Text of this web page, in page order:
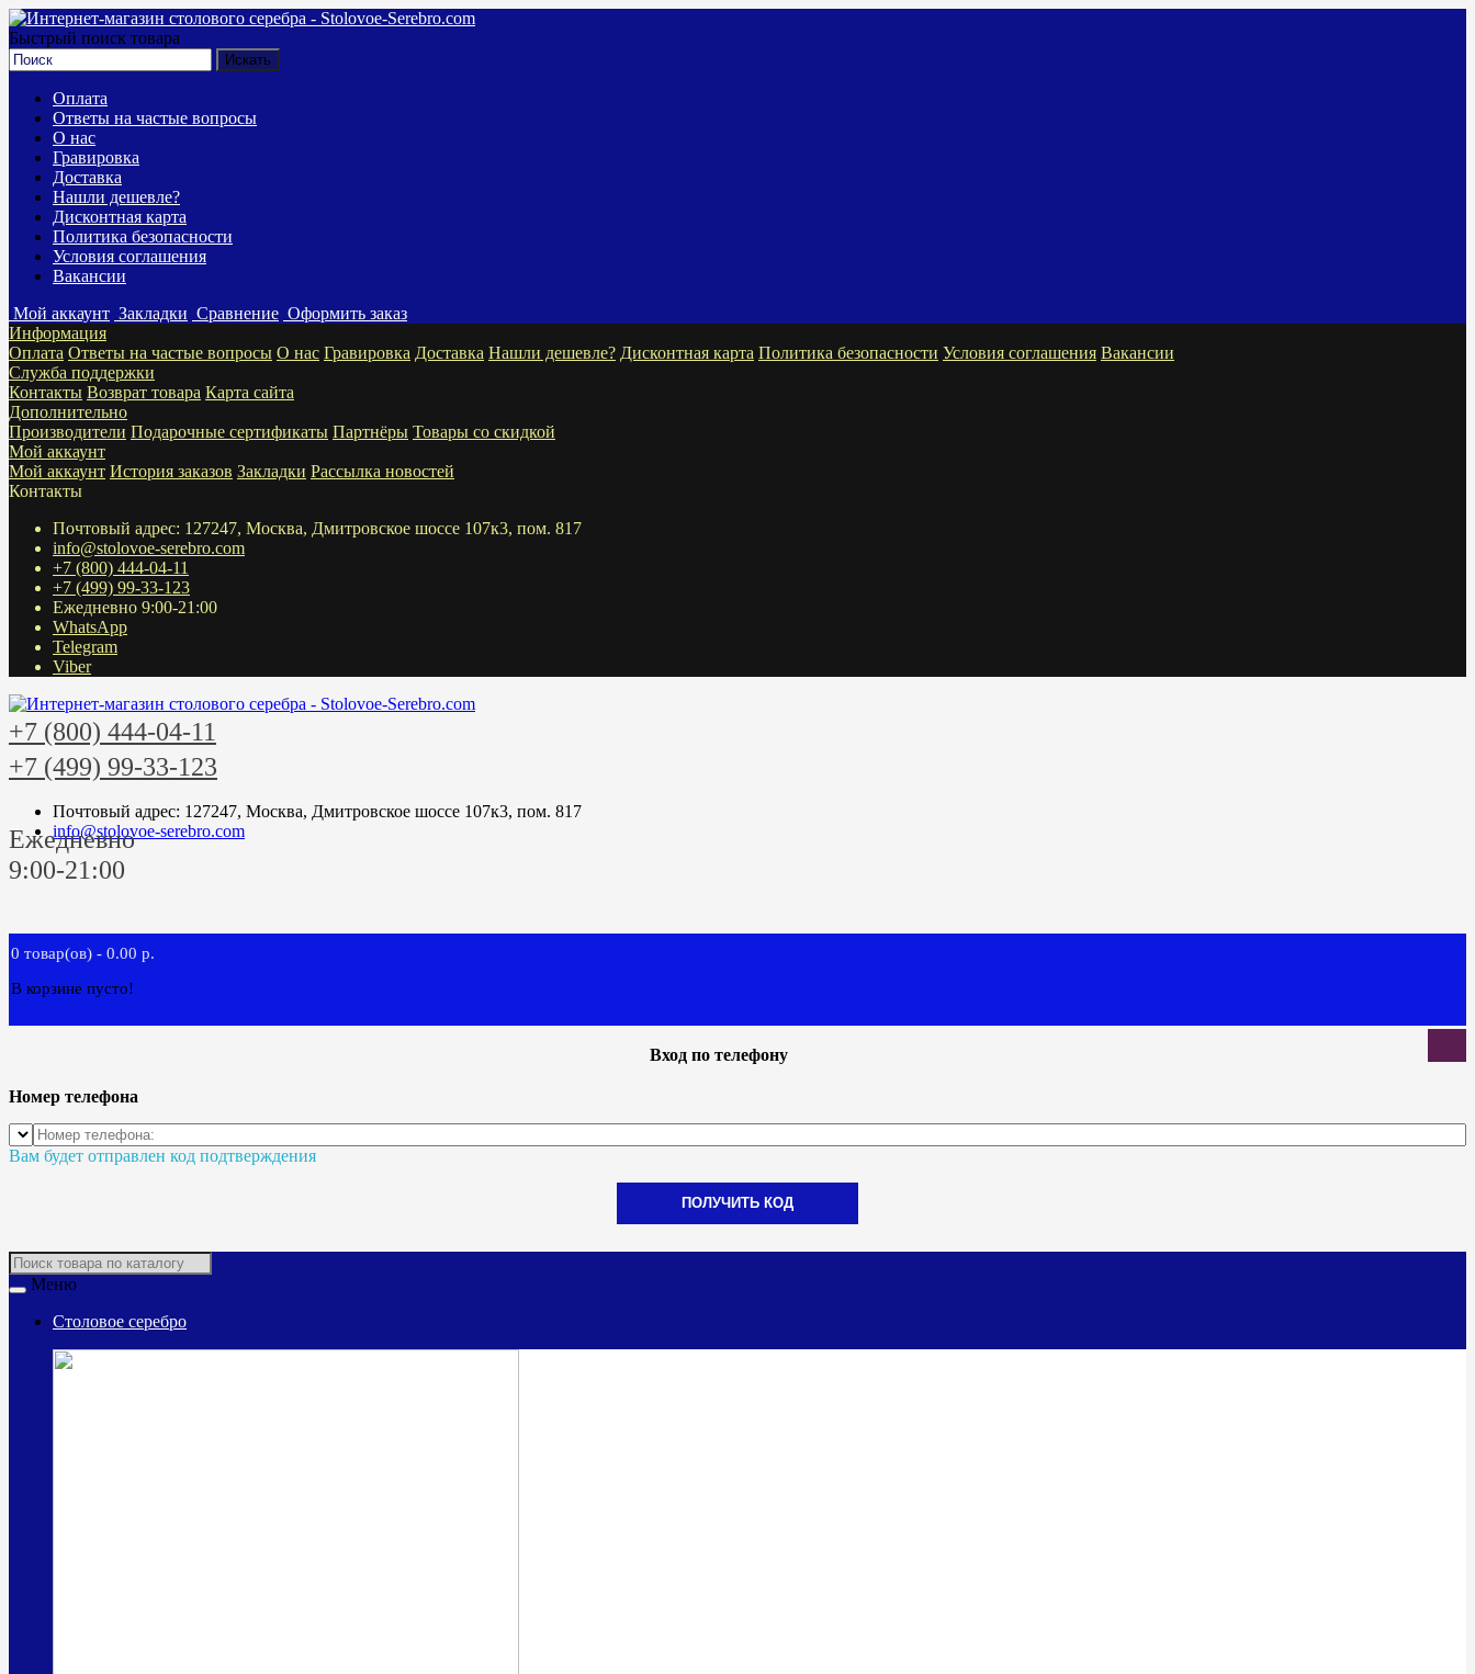
Быстрый поиск товара
Оплата
Ответы на частые вопросы
О нас
Гравировка
Доставка
Нашли дешевле?
Дисконтная карта
Политика безопасности
Условия соглашения
Вакансии
Мой аккаунт Закладки Сравнение Оформить заказ
Информация
Оплата Ответы на частые вопросы О нас Гравировка Доставка Нашли дешевле? Дисконтная карта Политика безопасности Условия соглашения Вакансии
Служба поддержки
Контакты Возврат товара Карта сайта
Дополнительно
Производители Подарочные сертификаты Партнёры Товары со скидкой
Мой аккаунт
Мой аккаунт История заказов Закладки Рассылка новостей
Контакты
Почтовый адрес: 127247, Москва, Дмитровское шоссе 107к3, пом. 817
info@stolovoe-serebro.com
+7 (800) 444-04-11
+7 (499) 99-33-123
Ежедневно 9:00-21:00
WhatsApp
Telegram
Viber
+7 (800) 444-04-11
+7 (499) 99-33-123
Почтовый адрес: 127247, Москва, Дмитровское шоссе 107к3, пом. 817
info@stolovoe-serebro.com
Ежедневно
9:00-21:00
0 товар(ов) - 0.00 р.
В корзине пусто!
Вход по телефону
Номер телефона
Вам будет отправлен код подтверждения
ПОЛУЧИТЬ КОД
Меню
Столовое серебро